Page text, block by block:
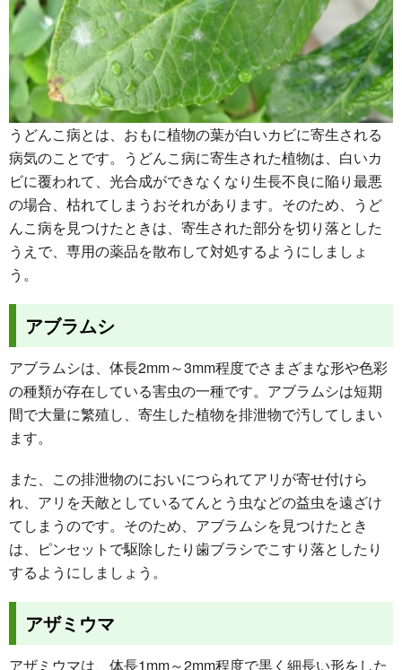
うどんこ病とは、おもに植物の葉が白いカビに寄生される
病気のことです。うどんこ病に寄生された植物は、白いカ
ビに覆われて、光合成ができなくなり生長不良に陥り最悪
の場合、枯れてしまうおそれがあります。そのため、うど
んこ病を見つけたときは、寄生された部分を切り落とした
うえで、専用の薬品を散布して対処するようにしましょ
う。
アブラムシ
アブラムシは、体長2mm～3mm程度でさまざまな形や色彩
の種類が存在している害虫の一種です。アブラムシは短期
間で大量に繁殖し、寄生した植物を排泄物で汚してしまい
ます。
また、この排泄物のにおいにつられてアリが寄せ付けら
れ、アリを天敵としているてんとう虫などの益虫を遠ざけ
てしまうのです。そのため、アブラムシを見つけたとき
は、ピンセットで駆除したり歯ブラシでこすり落としたり
するようにしましょう。
アザミウマ
アザミウマは、体長1mm～2mm程度で黒く細長い形をした